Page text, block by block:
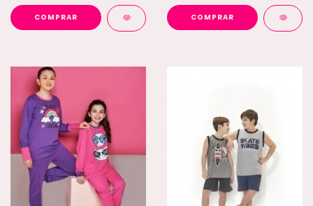
COMPRAR COMPRAR